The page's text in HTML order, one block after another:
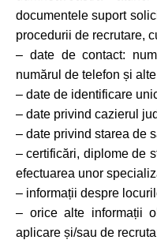
documentele suport
procedurii de recrutare,
– date de contact:
numărul de telefon și
– date de identificare
– date privind cazierul
– date privind starea de
– certificări, diplome de
efectuarea unor
– informații despre
– orice alte informații
aplicare și/sau de